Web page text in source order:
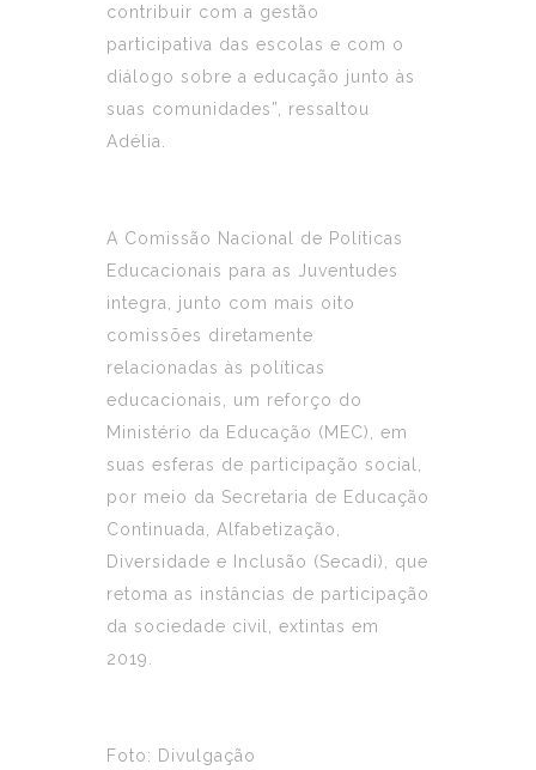
contribuir com a gestão
participativa das escolas e com o
diálogo sobre a educação junto às
suas comunidades”, ressaltou
Adélia.
A Comissão Nacional de Políticas
Educacionais para as Juventudes
integra, junto com mais oito
comissões diretamente
relacionadas às políticas
educacionais, um reforço do
Ministério da Educação (MEC), em
suas esferas de participação social,
por meio da Secretaria de Educação
Continuada, Alfabetização,
Diversidade e Inclusão (Secadi), que
retoma as instâncias de participação
da sociedade civil, extintas em
2019.
Foto: Divulgação